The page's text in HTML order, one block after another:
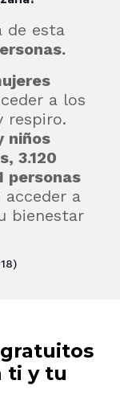
de esta
a los
respiro.
niños
3.120
personas
acceder a
bienestar
ti y tu